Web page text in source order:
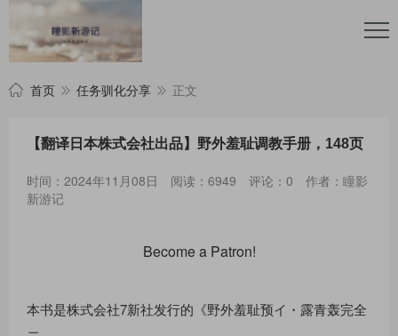
首页 任务驯化分享 正文
【翻译日本株式会社出品】野外羞耻调教手册，148页
时间：2024年11月08日 阅读：6949 评论：0
作者：瞳影
新游记
Become a Patron!
本书是株式会社7新社发行的《野外羞耻预イ・露青轰完全